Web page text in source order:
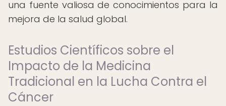
una fuente valiosa de conocimientos para la
mejora de la salud global.
Estudios Científicos sobre el
Impacto de la Medicina
Tradicional en la Lucha Contra el
Cáncer